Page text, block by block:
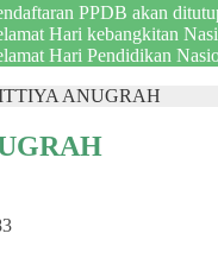
PPDB akan
Hari kebangkitan
Hari Pendidikan
ANUGRAH